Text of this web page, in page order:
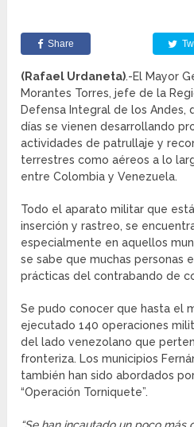
Share
(Rafael Urdaneta).-El Mayor
Morantes Torres, jefe de la
Defensa Integral de los Andes,
días se vienen desarrollando
actividades de patrullaje y
terrestres como aéreos a lo
entre Colombia y Venezuela.
Todo el aparato militar que
inserción y rastreo, se
especialmente en aquellos
se sabe que muchas personas
prácticas del contrabando de
Se pudo conocer que hasta el
ejecutado 140 operaciones
del lado venezolano que
fronteriza. Los municipios
también han sido abordados
“Operación Torniquete”.